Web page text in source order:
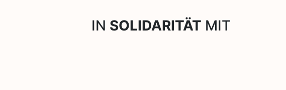
IN SOLIDARITÄT MIT